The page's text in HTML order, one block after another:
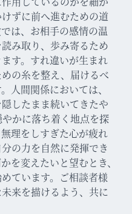
ずに前へ進むための道
は、お相手の感情の温
み取り、歩み寄るため
す。すれ違いが生まれ
の糸を整え、届けるべ
人間関係においては、
したまま続いてきたや
かに落ち着く地点を探
理をしすぎた心が疲れ
の力を自然に発揮でき
を変えたいと望むとき、
ています。ご相談者様
来を描けるよう、共に